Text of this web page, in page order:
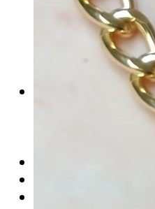
NÁRAMKY
HLAVOLAMY
VÝPRODEJ
MLUVILO SE